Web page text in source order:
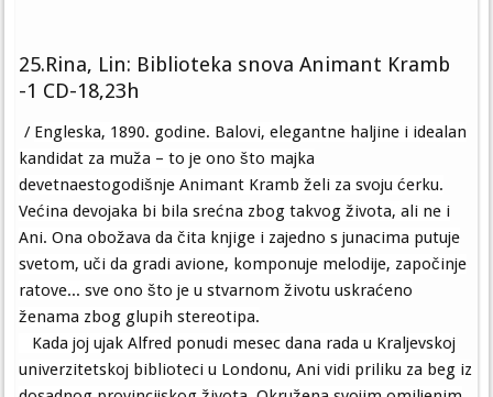
25.Rina, Lin: Biblioteka snova Animant Kramb
-1 CD-18,23h
/ Engleska, 1890. godine. Balovi, elegantne haljine i idealan
kandidat za muža – to je ono što majka
devetnaestogodišnje Animant Kramb želi za svoju ćerku.
Većina devojaka bi bila srećna zbog takvog života, ali ne i
Ani. Ona obožava da čita knjige i zajedno s junacima putuje
svetom, uči da gradi avione, komponuje melodije, započinje
ratove... sve ono što je u stvarnom životu uskraćeno
ženama zbog glupih stereotipa.
Kada joj ujak Alfred ponudi mesec dana rada u Kraljevskoj
univerzitetskoj biblioteci u Londonu, Ani vidi priliku za beg iz